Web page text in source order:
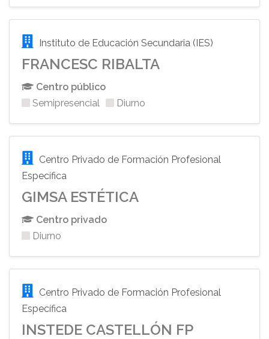
Instituto de Educación Secundaria (IES)
FRANCESC RIBALTA
Centro público
Semipresencial
Diurno
Centro Privado de Formación Profesional
Específica
GIMSA ESTÉTICA
Centro privado
Diurno
Centro Privado de Formación Profesional
Específica
INSTEDE CASTELLÓN FP